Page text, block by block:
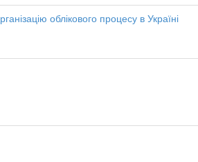
облікового процесу в Україні